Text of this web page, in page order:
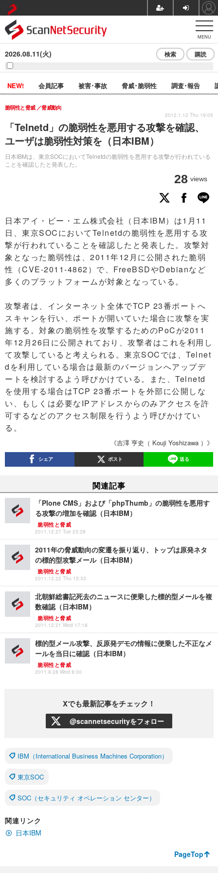
MENU
2026.08.11(火) 検索 購読
NEW! 会員記事 被害･事故 脅威･脆弱性 調査･報告
「Telnetd」の脆弱性を悪用する攻撃を確認、
ユーザは脆弱性対策を（日本IBM）
日本IBMは、東京SOCにおいてTelnetdの脆弱性を悪用する攻撃が行われている
ことを確認したと発表した。
脆弱性と脅威 脅威動向
28 views
2012.1.12 Thu 19:05
日本アイ・ビー・エム株式会社（日本IBM）は1月11
日、東京SOCにおいてTelnetdの脆弱性を悪用する攻
撃が行われていることを確認したと発表した。攻撃対
象となった脆弱性は、2011年12月に公開された脆弱
性（CVE-2011-4862）で、FreeBSDやDebianなど
多くのプラットフォームが対象となっている。
攻撃者は、インターネット全体でTCP 23番ポートへ
スキャンを行い、ポートが開いていた場合に攻撃を実
施する。対象の脆弱性を攻撃するためのPoCが2011
年12月26日に公開されており、攻撃者はこれを利用し
て攻撃していると考えられる。東京SOCでは、Telnet
dを利用している場合は最新のバージョンへアップデ
ートを検討するよう呼びかけている。また、Telnetd
を使用する場合はTCP 23番ポートを外部に公開しな
い、もしくは必要なIPアドレスからのみアクセスを許
可するなどのアクセス制限を行うよう呼びかけてい
る。
《吉澤 亨史（ Kouji Yoshizawa ）》
シェア ポスト 送る
関連記事
「Plone CMS」および「phpThumb」の脆弱性を悪用す
る攻撃の増加を確認（日本IBM）
脆弱性と脅威
2011.12.27 Tue 23:28
2011年の脅威動向の変遷を振り返り、トップは原発ネタ
の標的型攻撃メール（日本IBM）
脆弱性と脅威
2011.12.22 Thu 15:33
北朝鮮総書記死去のニュースに便乗した標的型メールを複
数確認（日本IBM）
脆弱性と脅威
2011.12.21 Wed 17:18
標的型メール攻撃、反原発デモの情報に便乗した不正なメ
ールを当日に確認（日本IBM）
脆弱性と脅威
2011.9.28 Wed 8:00
Xでも最新記事をチェック！
@scannetsecurityをフォロー
IBM（International Business Machines Corporation）
東京SOC
SOC（セキュリティ オペレーション センター）
関連リンク
日本IBM
PageTop